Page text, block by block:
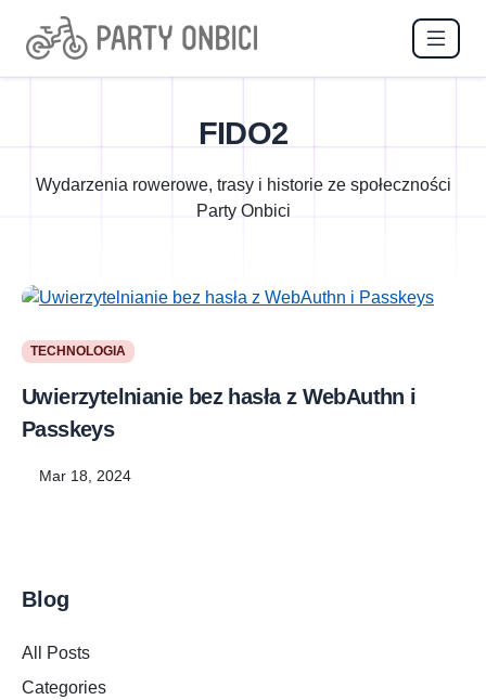
FIDO2
Wydarzenia rowerowe, trasy i historie ze społeczności
Party Onbici
TECHNOLOGIA
Uwierzytelnianie bez hasła z WebAuthn i
Passkeys
Mar 18, 2024
Blog
All Posts
Categories